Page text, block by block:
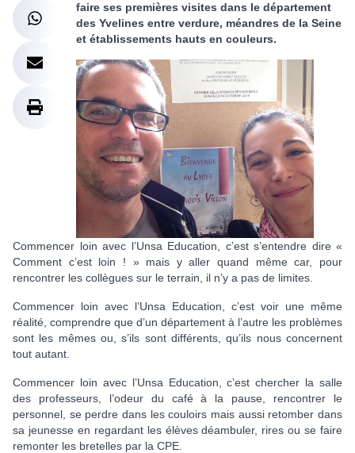
faire ses premières visites dans le département
des Yvelines entre verdure, méandres de la Seine
et établissements hauts en couleurs.
Commencer loin avec l’Unsa Education, c’est s’entendre dire «
Comment c’est loin ! » mais y aller quand même car, pour
rencontrer les collègues sur le terrain, il n’y a pas de limites.
Commencer loin avec l’Unsa Education, c’est voir une même
réalité, comprendre que d’un département à l’autre les problèmes
sont les mêmes ou, s’ils sont différents, qu’ils nous concernent
tout autant.
Commencer loin avec l’Unsa Education, c’est chercher la salle
des professeurs, l’odeur du café à la pause, rencontrer le
personnel, se perdre dans les couloirs mais aussi retomber dans
sa jeunesse en regardant les élèves déambuler, rires ou se faire
remonter les bretelles par la CPE.